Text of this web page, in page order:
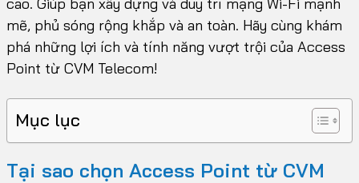
mẽ, phủ sóng rộng khắp và an toàn. Hãy cùng khám
phá những lợi ích và tính năng vượt trội của Access
Point từ CVM Telecom!
Mục lục
Tại sao chọn Access Point từ CVM